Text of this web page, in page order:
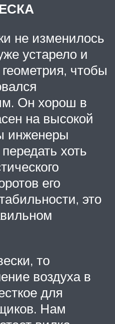
не изменилось
устарело и
чтобы
Он хорош в
на высокой
инженеры
хоть
его
это
то
воздуха в
для
Нам